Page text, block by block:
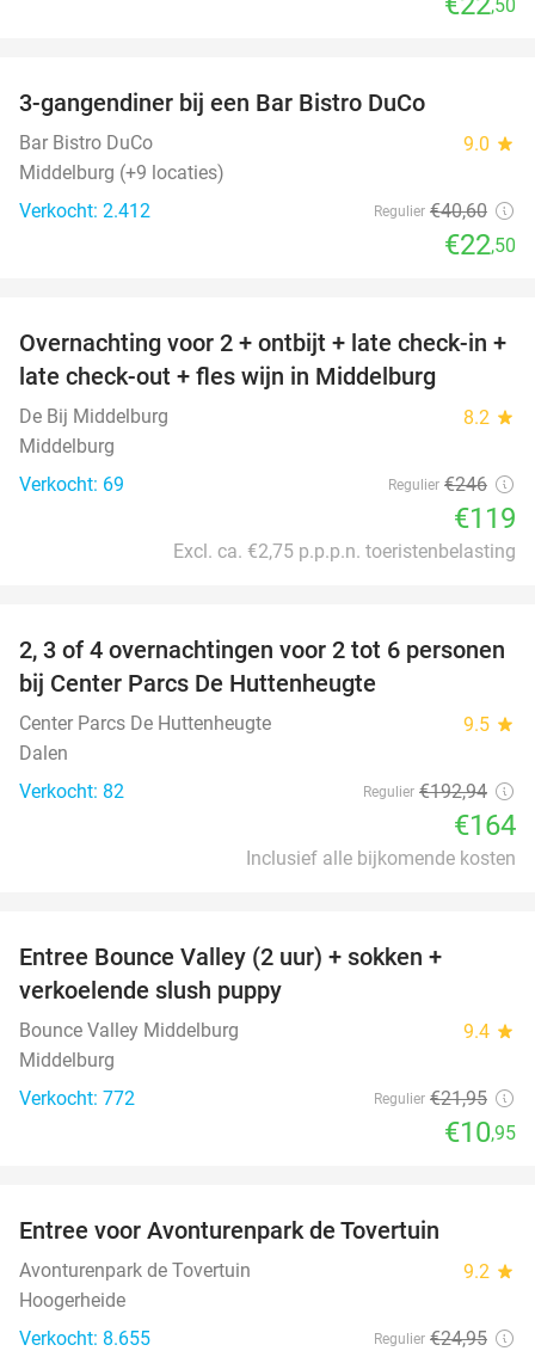
,50
3-gangendiner bij een Bar Bistro DuCo
Bar Bistro DuCo 9.0 star
Middelburg (+9 locaties)
Verkocht: 2.412
Regulier €40,60
€22,50
52%
Overnachting voor 2 + ontbijt + late check-in +
late check-out + fles wijn in Middelburg
De Bij Middelburg 8.2 star
Middelburg
Verkocht: 69
Regulier €246
€119
Excl. ca. €2,75 p.p.p.n. toeristenbelasting
15%
2, 3 of 4 overnachtingen voor 2 tot 6 personen
bij Center Parcs De Huttenheugte
Center Parcs De Huttenheugte 9.5 star
Dalen
Verkocht: 82
Regulier €192,94
€164
Inclusief alle bijkomende kosten
Entree Bounce Valley (2 uur) + sokken +
verkoelende slush puppy
Bounce Valley Middelburg 9.4 star
Middelburg
Verkocht: 772
Regulier €21,95
€10,95
Entree voor Avonturenpark de Tovertuin
Avonturenpark de Tovertuin 9.2 star
Hoogerheide
Verkocht: 8.655
Regulier €24,95